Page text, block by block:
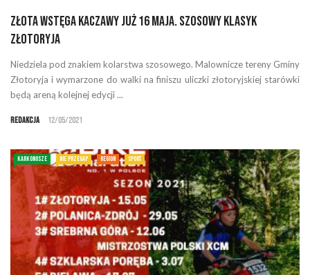
Złota Wstęga Kaczawy już 16 maja. Szosowy Klasyk
Złotoryja
Niedziela pod znakiem kolarstwa szosowego. Malownicze tereny Gminy
Złotoryja i wymarzone do walki na finiszu uliczki złotoryjskiej starówki
będą areną kolejnej edycji ...
Redakcja 12/05/2021
KARKONOSZE NIE PRZEGAP REGION SPORT